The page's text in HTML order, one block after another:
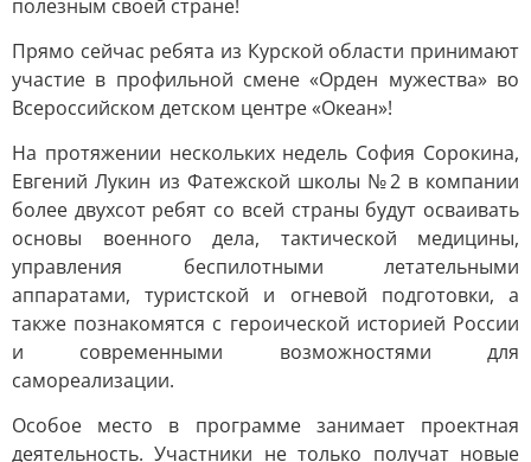
полезным своей стране!
Прямо сейчас ребята из Курской области принимают
участие в профильной смене «Орден мужества» во
Всероссийском детском центре «Океан»!
На протяжении нескольких недель София Сорокина,
Евгений Лукин из Фатежской школы №2 в компании
более двухсот ребят со всей страны будут осваивать
основы военного дела, тактической медицины,
управления беспилотными летательными
аппаратами, туристской и огневой подготовки, а
также познакомятся с героической историей России
и современными возможностями для
самореализации.
Особое место в программе занимает проектная
деятельность. Участники не только получат новые